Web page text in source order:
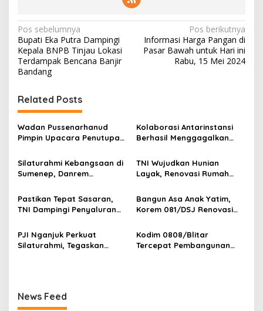
N
a
v
g
a
s
p
o
s
Pos sebelumnya
Bupati Eka Putra Dampingi
Kepala BNPB Tinjau Lokasi
Terdampak Bencana Banjir
Bandang
Pos berikutnya
Informasi Harga Pangan di
Pasar Bawah untuk Hari ini
Rabu, 15 Mei 2024
Related Posts
Wadan Pussenarhanud
Pimpin Upacara Penutupan
KDKMP Tahun 2026 di
Pusdikarhanud
Kolaborasi Antarinstansi
Berhasil Menggagalkan
3,4 Ton Merkuri Cair
Silaturahmi Kebangsaan di
Sumenep, Danrem
Semua Elemen Bersatu
Bangun Madura
TNI Wujudkan Hunian
Layak, Renovasi Rumah
Pastikan Tepat Sasaran,
TNI Dampingi Penyaluran
Bangun Asa Anak Yatim,
Korem 081/DSJ Renovasi
PJI Nganjuk Perkuat
Silaturahmi, Tegaskan
Kodim 0808/Blitar
Tercepat Pembangunan
News Feed